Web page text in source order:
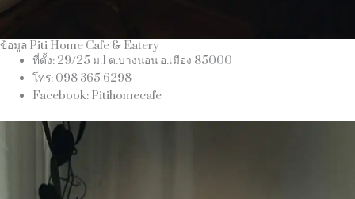
ข้อมูล Piti Home Cafe & Eatery
ที่ตั้ง: 29/25 ม.1 ต.บางนอน อ.เมือง 85000
โทร: 098 365 6298
Facebook: Pitihomecafe